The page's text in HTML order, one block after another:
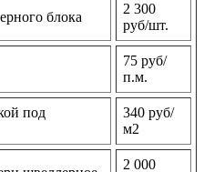
блока
2 300
руб/шт.
75 руб/
п.м.
под
340 руб/
м2
2 000